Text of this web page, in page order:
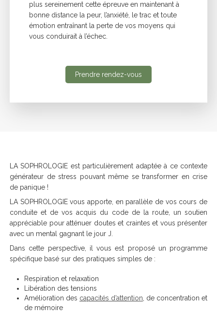
plus sereinement cette épreuve en maintenant à
bonne distance la peur, l’anxiété, le trac et toute
émotion entraînant la perte de vos moyens qui
vous conduirait à l’échec.
Prendre rendez-vous
LA SOPHROLOGIE est particulièrement adaptée à ce contexte
générateur de stress pouvant même se transformer en crise
de panique !
LA SOPHROLOGIE vous apporte, en parallèle de vos cours de
conduite et de vos acquis du code de la route, un soutien
appréciable pour atténuer doutes et craintes et vous présenter
avec un mental gagnant le jour J.
Dans cette perspective, il vous est proposé un programme
spécifique basé sur des pratiques simples de :
Respiration et relaxation
Libération des tensions
Amélioration des capacités d’attention , de concentration et
de mémoire